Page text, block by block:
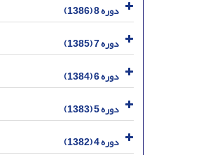
دوره 8 (1386)
دوره 7 (1385)
دوره 6 (1384)
دوره 5 (1383)
دوره 4 (1382)